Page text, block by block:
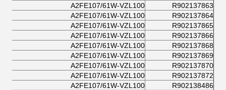
R902137863
A2FE107/61W-VZL100
R902137864
A2FE107/61W-VZL100
R902137865
A2FE107/61W-VZL100
R902137866
A2FE107/61W-VZL100
R902137868
A2FE107/61W-VZL100
R902137869
A2FE107/61W-VZL100
R902137870
A2FE107/61W-VZL100
R902137872
A2FE107/61W-VZL100
R902138486
A2FE107/61W-VZL100